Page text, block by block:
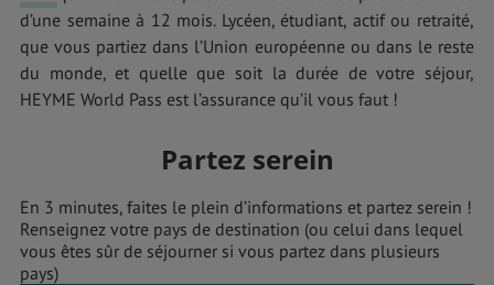
d’une semaine à 12 mois. Lycéen, étudiant, actif ou retraité,
que vous partiez dans l’Union européenne ou dans le reste
du monde, et quelle que soit la durée de votre séjour,
HEYME World Pass est l’assurance qu’il vous faut !
Partez serein
En 3 minutes, faites le plein d’informations et partez serein !
Renseignez votre pays de destination (ou celui dans lequel
vous êtes sûr de séjourner si vous partez dans plusieurs
pays)